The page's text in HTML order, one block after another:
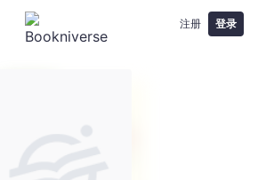
注册 登录